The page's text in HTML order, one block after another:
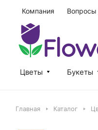
Компания Вопросы
Цветы Букеты
Главная Каталог